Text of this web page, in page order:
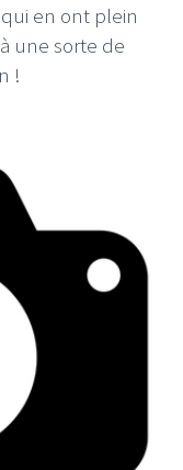
en ont plein
une sorte de
!